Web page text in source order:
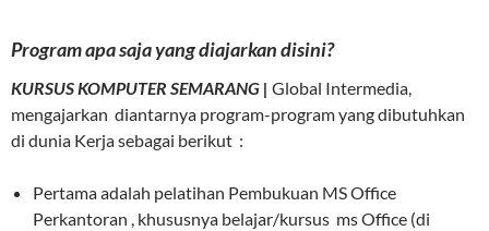
Program apa saja yang diajarkan disini?
KURSUS KOMPUTER SEMARANG | Global Intermedia,
mengajarkan diantarnya program-program yang dibutuhkan
di dunia Kerja sebagai berikut :
Pertama adalah pelatihan Pembukuan MS Office
Perkantoran , khususnya belajar/kursus ms Office (di